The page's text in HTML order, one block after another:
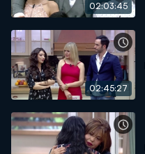
02:03:45
02:45:27